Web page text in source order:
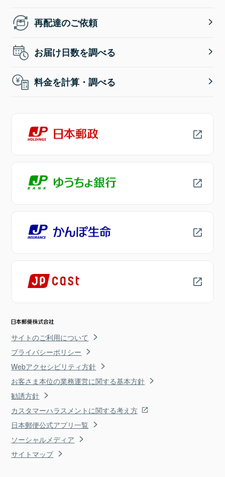
再配達のご依頼
お届け日数を調べる
料金を計算・調べる
サイトのご利用について
プライバシーポリシー
Webアクセシビリティ方針
お客さま本位の業務運営に関する基本方針
勧誘方針
カスタマーハラスメントに関する考え方
日本郵便公式アプリ一覧
ソーシャルメディア
サイトマップ